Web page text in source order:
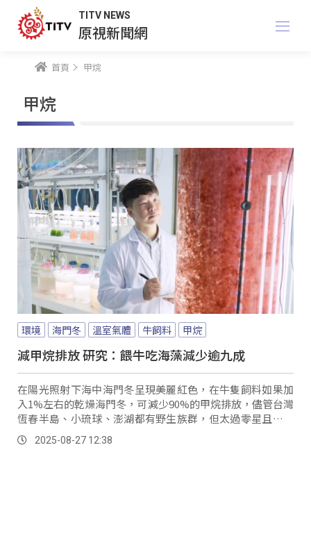
TITV NEWS
原視新聞網
首頁 甲烷
甲烷
環境 海門冬 溫室氣體 牛飼料 甲烷
減甲烷排放 研究：餵牛吃海藻減少逾九成
在陽光照射下海中海門冬呈現美麗紅色，在牛隻飼料如果加
入1%左右的乾燥海門冬，可減少90%的甲烷排放，儘管台灣
恆春半島、小琉球、澎湖都有野生族群，但太過零星且夏天
會消失，若想作為飼料添加物必須大量生產；農業部水試所
花了數年時間，成功讓海門冬在眾多強勢藻類競爭中突圍生
2025-08-27 12:38